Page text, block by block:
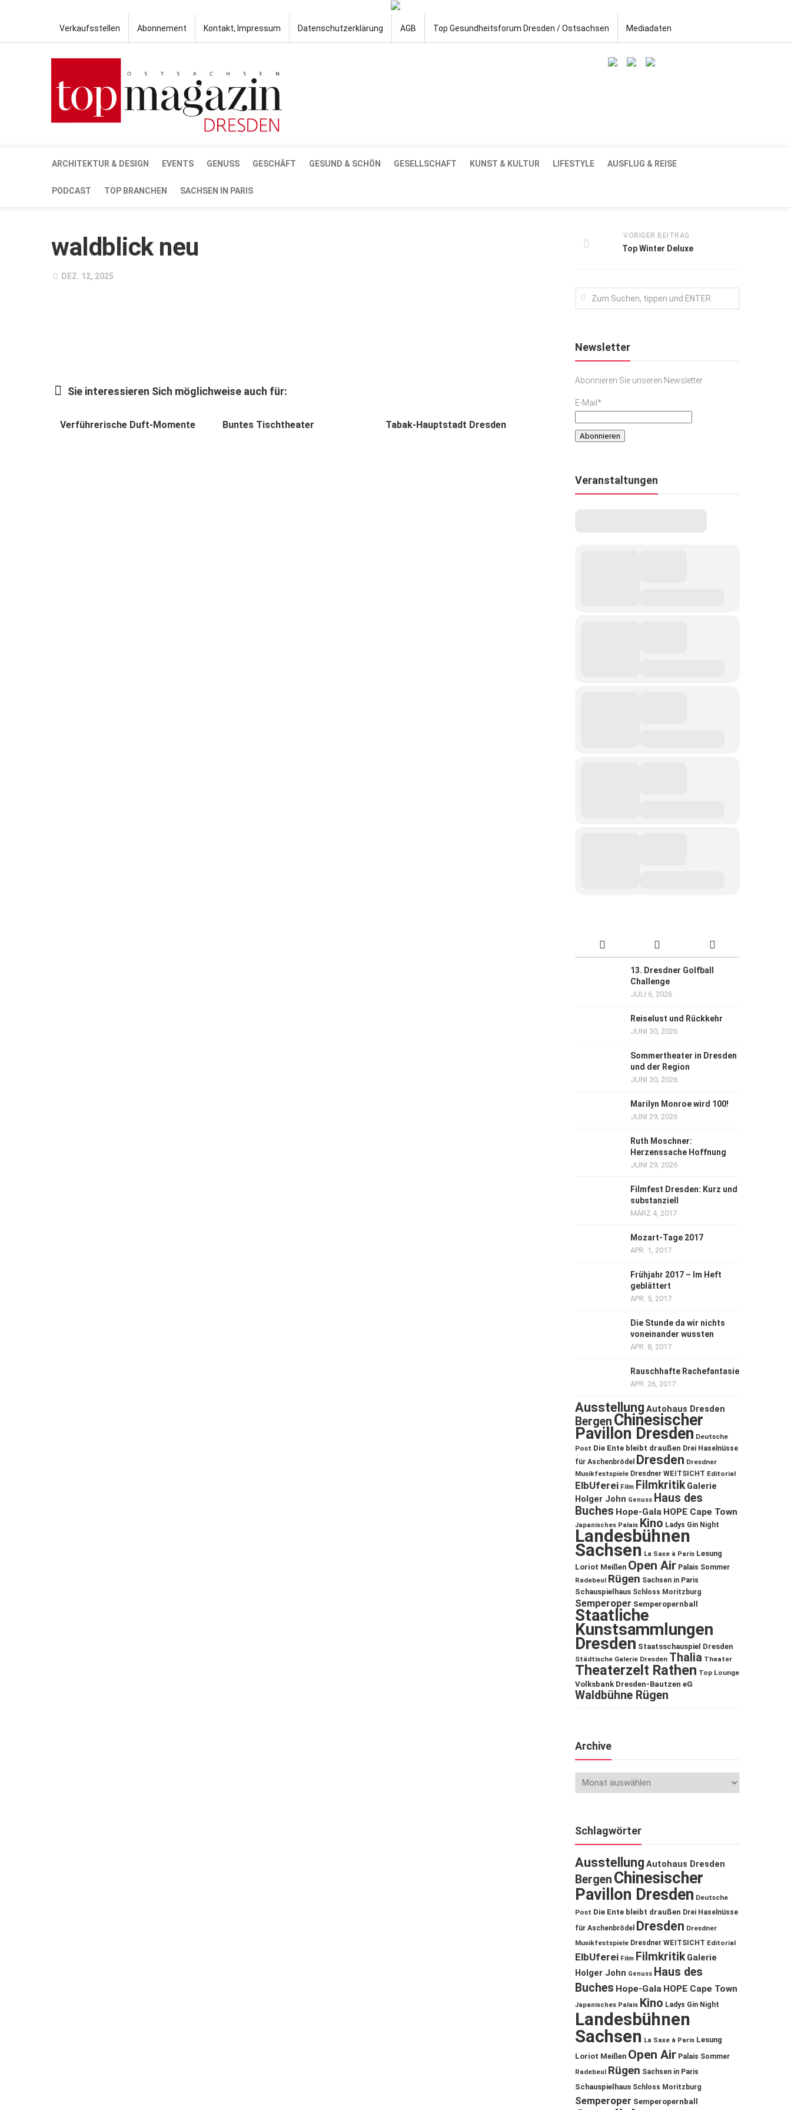
Verkaufsstellen Abonnement Kontakt, Impressum Datenschutzerklärung AGB Top Gesundheitsforum Dresden / Ostsachsen Mediadaten
ARCHITEKTUR & DESIGN EVENTS GENUSS GESCHÄFT GESUND & SCHÖN GESELLSCHAFT KUNST & KULTUR LIFESTYLE AUSFLUG & REISE
PODCAST TOP BRANCHEN SACHSEN IN PARIS
waldblick neu
DEZ. 12, 2025
Sie interessieren Sich möglichweise auch für:
Verführerische Duft-Momente Buntes Tischtheater Tabak-Hauptstadt Dresden
VORIGER BEITRAG:
Top Winter Deluxe
Newsletter
Abonnieren Sie unseren Newsletter
E-Mail*
Veranstaltungen
13. Dresdner Golfball
Challenge
JULI 6, 2026
Reiselust und Rückkehr
JUNI 30, 2026
Sommertheater in Dresden
und der Region
JUNI 30, 2026
Marilyn Monroe wird 100!
JUNI 29, 2026
Ruth Moschner:
Herzenssache Hoffnung
JUNI 29, 2026
Filmfest Dresden: Kurz und
substanziell
MÄRZ 4, 2017
Mozart-Tage 2017
APR. 1, 2017
Frühjahr 2017 – Im Heft
geblättert
APR. 5, 2017
Die Stunde da wir nichts
voneinander wussten
APR. 8, 2017
Rauschhafte Rachefantasie
APR. 26, 2017
Ausstellung Autohaus Dresden
Bergen Chinesischer
Pavillon Dresden Deutsche
Post Die Ente bleibt draußen Drei Haselnüsse
für Aschenbrödel
Dresden Dresdner
Musikfestspiele Dresdner WEITSICHT Editorial
ElbUferei Film Filmkritik Galerie
Holger John Genuss Haus des
Buches Hope-Gala HOPE Cape Town
Japanisches Palais Kino Ladys Gin Night
Landesbühnen
Sachsen La Saxe à Paris Lesung
Loriot Meißen Open Air Palais Sommer
Radebeul Rügen Sachsen in Paris
Schauspielhaus Schloss Moritzburg
Semperoper Semperopernball
Staatliche
Kunstsammlungen
Dresden Staatsschauspiel Dresden
Städtische Galerie Dresden Thalia Theater
Theaterzelt Rathen Top Lounge
Volksbank Dresden-Bautzen eG
Waldbühne Rügen
Archive
Schlagwörter
Ausstellung Autohaus Dresden
Bergen Chinesischer
Pavillon Dresden Deutsche
Post Die Ente bleibt draußen Drei Haselnüsse
für Aschenbrödel
Dresden Dresdner
Musikfestspiele Dresdner WEITSICHT Editorial
ElbUferei Film Filmkritik Galerie
Holger John Genuss Haus des
Buches Hope-Gala HOPE Cape Town
Japanisches Palais Kino Ladys Gin Night
Landesbühnen
Sachsen La Saxe à Paris Lesung
Loriot Meißen Open Air Palais Sommer
Radebeul Rügen Sachsen in Paris
Schauspielhaus Schloss Moritzburg
Semperoper Semperopernball